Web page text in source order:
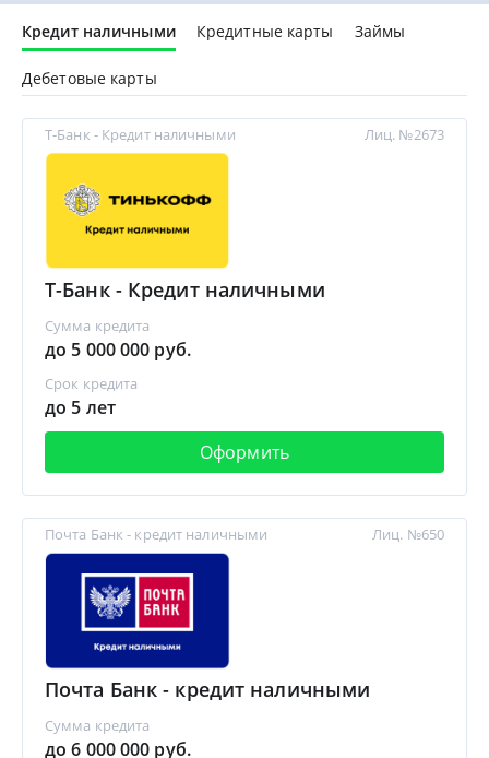
Кредит наличными Кредитные карты Займы
Дебетовые карты
Т-Банк - Кредит наличными
Т-Банк - Кредит наличными
Сумма кредита
до 5 000 000 руб.
Срок кредита
до 5 лет
Оформить
Лиц. №2673
Почта Банк - кредит наличными
Почта Банк - кредит наличными
Сумма кредита
до 6 000 000 руб.
Лиц. №650